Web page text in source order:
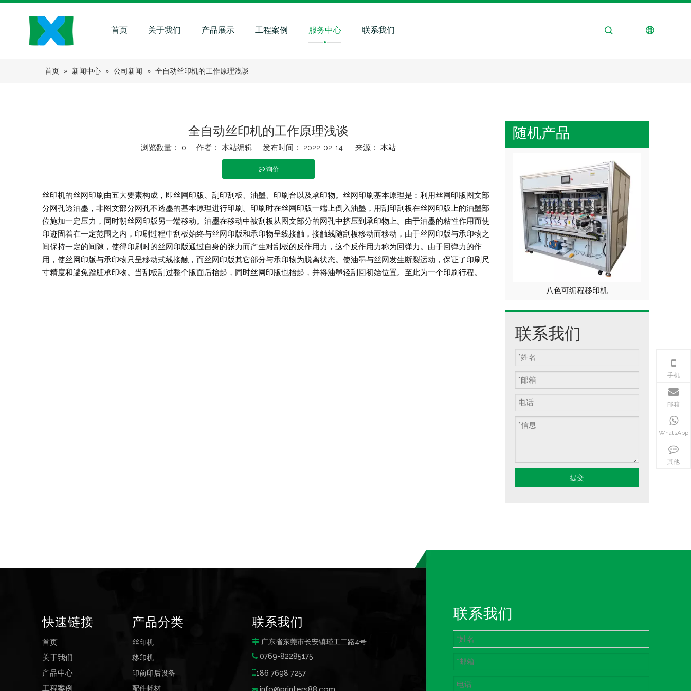
首页 关于我们 产品展示 工程案例 服务中心 联系我们
首页 » 新闻中心 » 公司新闻 » 全自动丝印机的工作原理浅谈
全自动丝印机的工作原理浅谈
浏览数量： 0 作者： 本站编辑 发布时间： 2022-02-14 来源： 本站
询价
["facebook","twitter","line","wechat","linkedin","pinterest","whatsapp"]
丝印机的丝网印刷由五大要素构成，即丝网印版、刮印刮板、油墨、印刷台以及承印物。丝网印刷基本原理是：利用丝网印版图文部
分网孔透油墨，非图文部分网孔不透墨的基本原理进行印刷。印刷时在丝网印版一端上倒入油墨，用刮印刮板在丝网印版上的油墨部
位施加一定压力，同时朝丝网印版另一端移动。油墨在移动中被刮板从图文部分的网孔中挤压到承印物上。由于油墨的粘性作用而使
印迹固着在一定范围之内，印刷过程中刮板始终与丝网印版和承印物呈线接触，接触线随刮板移动而移动，由于丝网印版与承印物之
间保持一定的间隙，使得印刷时的丝网印版通过自身的张力而产生对刮板的反作用力，这个反作用力称为回弹力。由于回弹力的作
用，使丝网印版与承印物只呈移动式线接触，而丝网印版其它部分与承印物为脱离状态。使油墨与丝网发生断裂运动，保证了印刷尺
寸精度和避免蹭脏承印物。当刮板刮过整个版面后抬起，同时丝网印版也抬起，并将油墨轻刮回初始位置。至此为一个印刷行程。
随机产品
八色可编程移印机
联系我们
提交
快速链接
首页
关于我们
产品中心
工程案例
产品分类
丝印机
移印机
印前印后设备
配件耗材
联系我们
 广东省东莞市长安镇瑾工二路4号
 0769-82285175
186 7698 7257
手机
邮箱
WhatsApp
其他
联系我们